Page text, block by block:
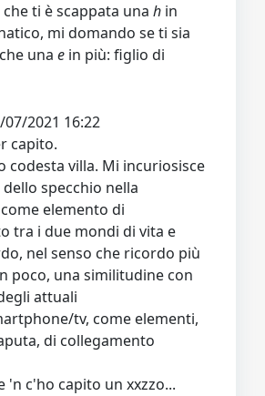
ti è scappata una h in
mi domando se ti sia
una e in più: figlio di
2021 16:22
capito.
codesta villa. Mi incuriosisce
specchio nella
elemento di
tra i due mondi di vita e
nel senso che ricordo più
poco, una similitudine con
attuali
tv, come elementi,
di collegamento
'n c'ho capito un xxzzo...